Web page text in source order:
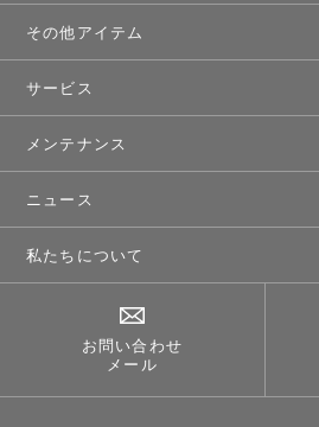
その他アイテム
サービス
メンテナンス
ニュース
私たちについて
お問い合わせ
メール